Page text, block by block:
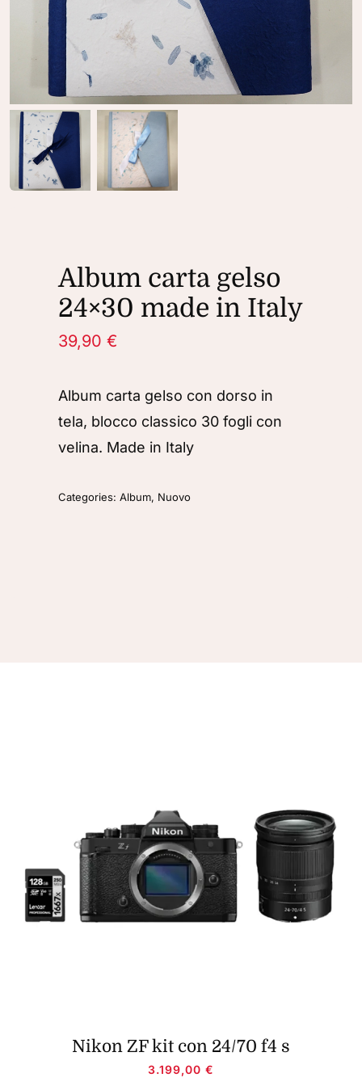
Album carta gelso
24×30 made in Italy
39,90 €
Album carta gelso con dorso in
tela, blocco classico 30 fogli con
velina. Made in Italy
Categories: Album, Nuovo
Nikon ZF kit con 24/70 f4 s
3.199,00 €